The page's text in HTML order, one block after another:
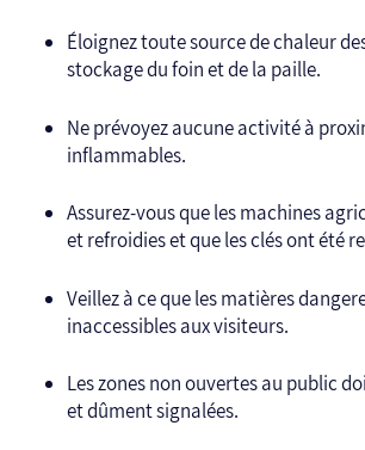
Éloignez toute source de chaleur
stockage du foin et de la paille.
Ne prévoyez aucune activité à
inflammables.
Assurez-vous que les machines
et refroidies et que les clés ont été
Veillez à ce que les matières
inaccessibles aux visiteurs.
Les zones non ouvertes au public
et dûment signalées.